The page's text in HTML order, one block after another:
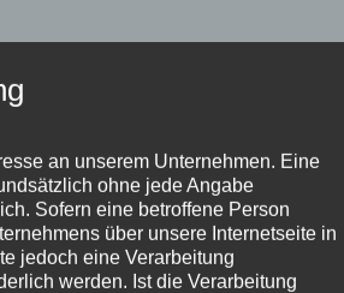
an unserem Unternehmen. Eine
ohne jede Angabe
Sofern eine betroffene Person
über unsere Internetseite in
jedoch eine Verarbeitung
werden. Ist die Verarbeitung